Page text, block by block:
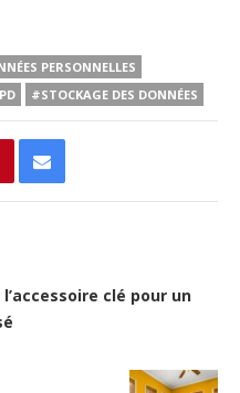
PERSONNELLES
#STOCKAGE DES DONNÉES
clé pour un